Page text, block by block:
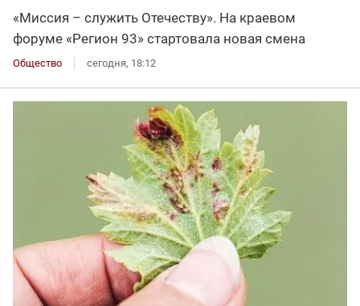
«Миссия – служить Отечеству». На краевом
форуме «Регион 93» стартовала новая смена
Общество сегодня, 18:12